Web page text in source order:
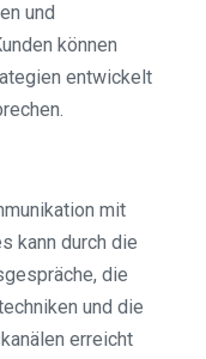
und
können
entwickelt
mit
kann durch die
die
und die
erreicht